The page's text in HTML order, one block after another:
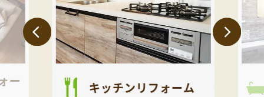
ー キッチンリフォーム